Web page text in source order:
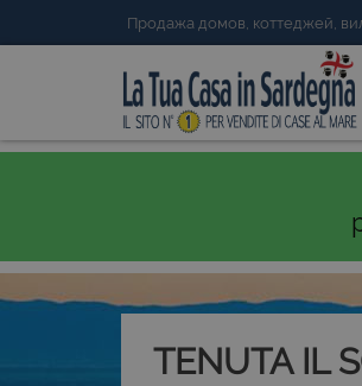
Продажа домов, коттеджей,
TENUTA IL